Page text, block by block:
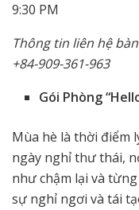
9:30 PM
Thông tin liên hệ
+84-909-361-963
Gói Phòng
Mùa hè là thời điểm
ngày nghỉ thư thái,
như chậm lại và
sự nghỉ ngơi và tái